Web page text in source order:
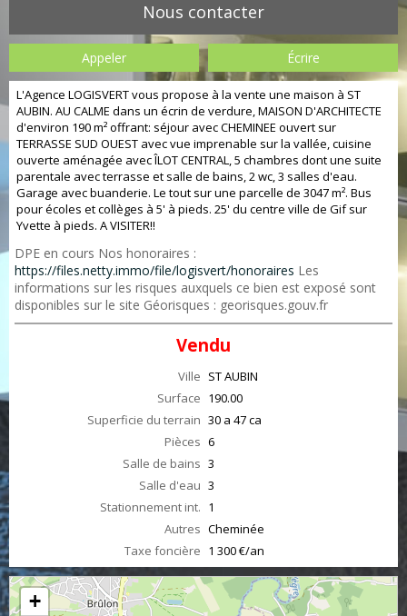
Nous contacter
Appeler Écrire
L'Agence LOGISVERT vous propose à la vente une maison à ST
AUBIN. AU CALME dans un écrin de verdure, MAISON D'ARCHITECTE
d'environ 190 m² offrant: séjour avec CHEMINEE ouvert sur
TERRASSE SUD OUEST avec vue imprenable sur la vallée, cuisine
ouverte aménagée avec ÎLOT CENTRAL, 5 chambres dont une suite
parentale avec terrasse et salle de bains, 2 wc, 3 salles d'eau.
Garage avec buanderie. Le tout sur une parcelle de 3047 m². Bus
pour écoles et collèges à 5' à pieds. 25' du centre ville de Gif sur
Yvette à pieds. A VISITER!!
DPE en cours Nos honoraires :
https://files.netty.immo/file/logisvert/honoraires Les
informations sur les risques auxquels ce bien est exposé sont
disponibles sur le site Géorisques : georisques.gouv.fr
Vendu
Ville ST AUBIN
Surface 190.00
Superficie du terrain 30 a 47 ca
Pièces 6
Salle de bains 3
Salle d'eau 3
Stationnement int. 1
Autres Cheminée
Taxe foncière 1 300 €/an
+